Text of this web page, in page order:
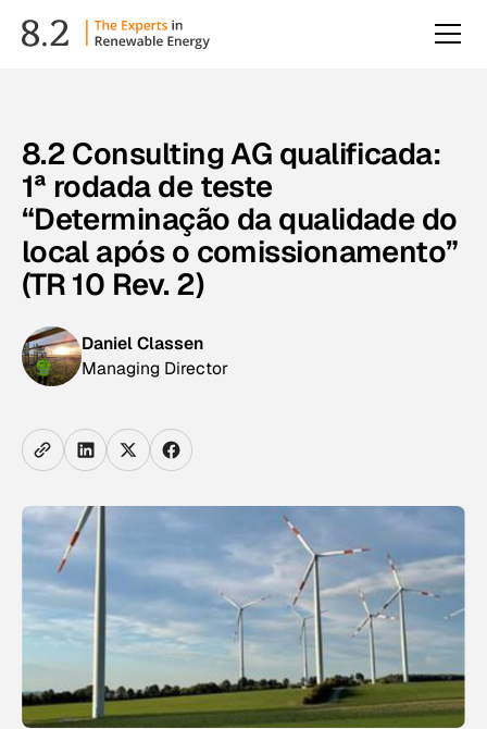
8.2 Consulting AG qualificada:
1ª rodada de teste
“Determinação da qualidade do
local após o comissionamento”
(TR 10 Rev. 2)
Daniel Classen
Managing Director